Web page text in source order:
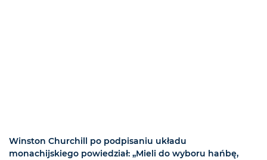
Winston Churchill po podpisaniu układu
monachijskiego powiedział: „Mieli do wyboru hańbę,